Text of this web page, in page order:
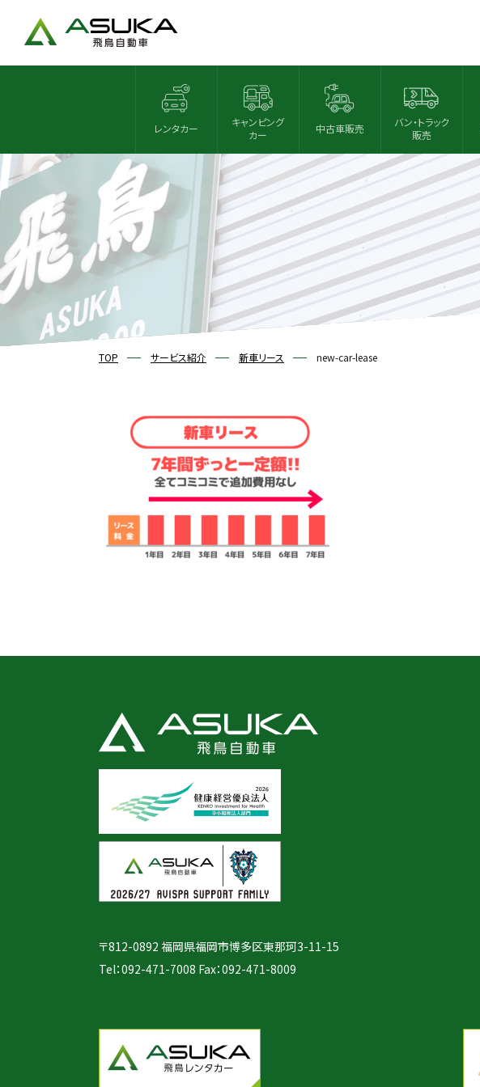
レンタカー
キャンピング
カー
中古車販売
バン・トラック
販売
TOP サービス紹介 新車リース new-car-lease
〒812-0892 福岡県福岡市博多区東那珂3-11-15
Tel：092-471-7008 Fax：092-471-8009